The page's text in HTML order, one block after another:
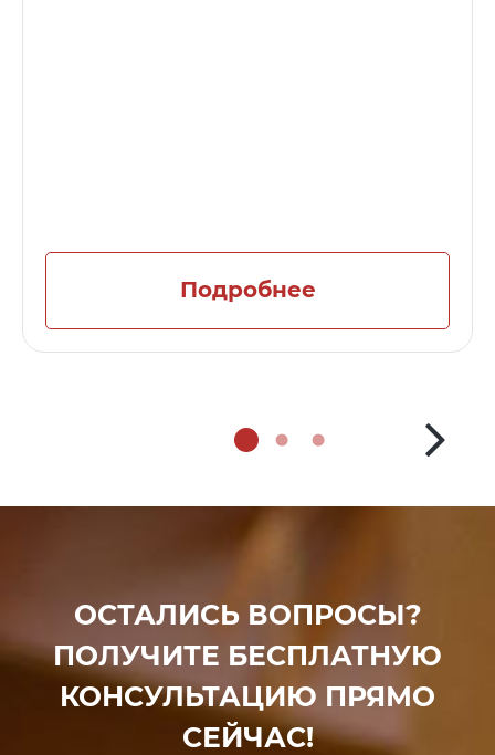
Подробнее
ОСТАЛИСЬ ВОПРОСЫ?
ПОЛУЧИТЕ БЕСПЛАТНУЮ
КОНСУЛЬТАЦИЮ ПРЯМО
СЕЙЧАС!